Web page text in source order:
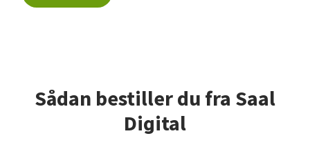
Sådan bestiller du fra Saal
Digital